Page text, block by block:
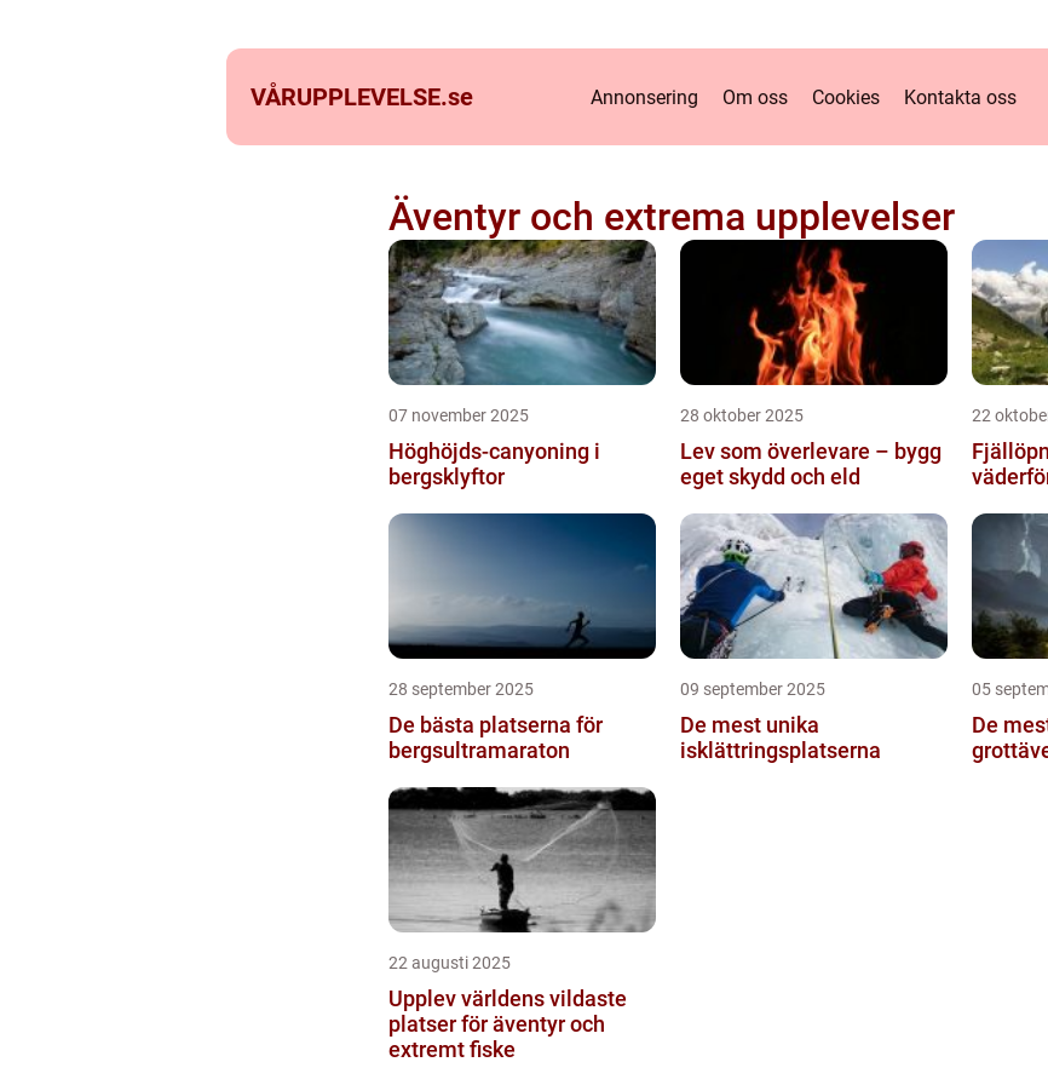
VÅRUPPLEVELSE.se Annonsering Om oss Cookies Kontakta oss
Äventyr och extrema upplevelser
07 november 2025
Höghöjds-canyoning i
bergsklyftor
28 oktober 2025
Lev som överlevare – bygg
eget skydd och eld
22
28 september 2025
De bästa platserna för
bergsultramaraton
09 september 2025
De mest unika
isklättringsplatserna
05
De
22 augusti 2025
Upplev världens vildaste
platser för äventyr och
extremt fiske